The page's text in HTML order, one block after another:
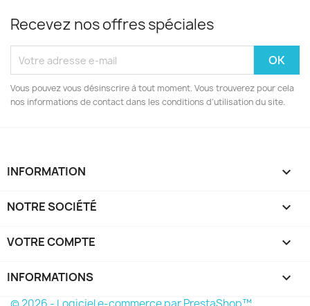
Recevez nos offres spéciales
Vous pouvez vous désinscrire à tout moment. Vous trouverez pour cela
nos informations de contact dans les conditions d'utilisation du site.
INFORMATION 
NOTRE SOCIÉTÉ 
VOTRE COMPTE 
INFORMATIONS keyboard_arrow_down